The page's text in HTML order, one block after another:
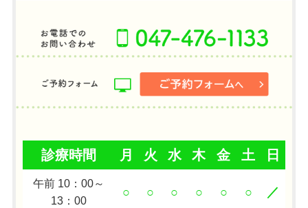
診療時間 月 火 水 木 金 土 日
午前 10：00～
13：00
○ ○ ○ ○ ○ ○ ／